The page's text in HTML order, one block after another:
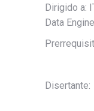
Dirigido a:
Data
Disertante: